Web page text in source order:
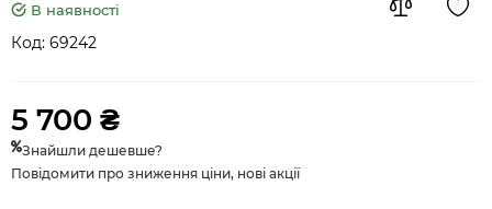
В наявності
Код: 69242
5 700 ₴
Знайшли дешевше?
Повідомити про зниження ціни, нові акції